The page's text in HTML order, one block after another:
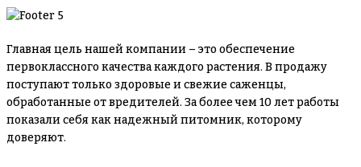
Главная цель нашей компании – это обеспечение
первоклассного качества каждого растения. В продажу
поступают только здоровые и свежие саженцы,
обработанные от вредителей. За более чем 10 лет работы
показали себя как надежный питомник, которому
доверяют.